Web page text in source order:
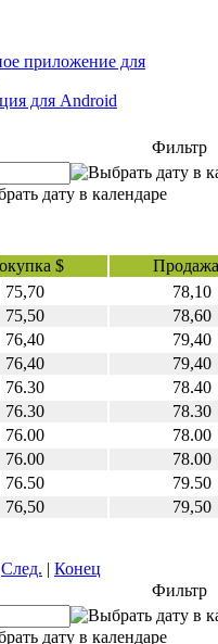
приложение для
для Android
Фильтр
$
75,70
78,10
75,50
78,60
76,40
79,40
76,40
79,40
76.30
78.40
76.30
78.30
76.00
78.00
76.00
78.00
76.50
79.50
76,50 79,50
След. | Конец
Фильтр